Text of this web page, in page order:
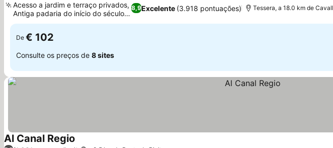
8,9Excelente (3.918 pontuações)
Acesso a jardim e terraço privados,
Antiga padaria do início do século
XX
Tessera, a 18.0 km de
De € 102
Consulte os preços de 8 sites
Al Canal Regio